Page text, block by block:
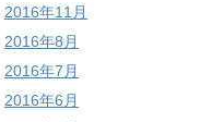
2016年11月
2016年8月
2016年7月
2016年6月